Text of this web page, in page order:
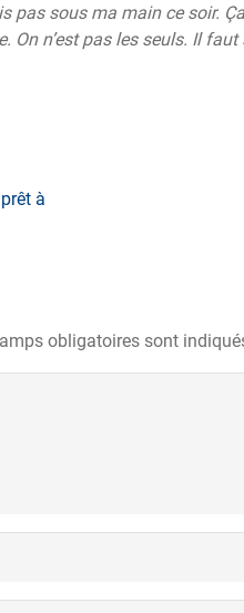
pas sous ma main ce soir.
n’est pas les seuls. Il faut
à
obligatoires sont